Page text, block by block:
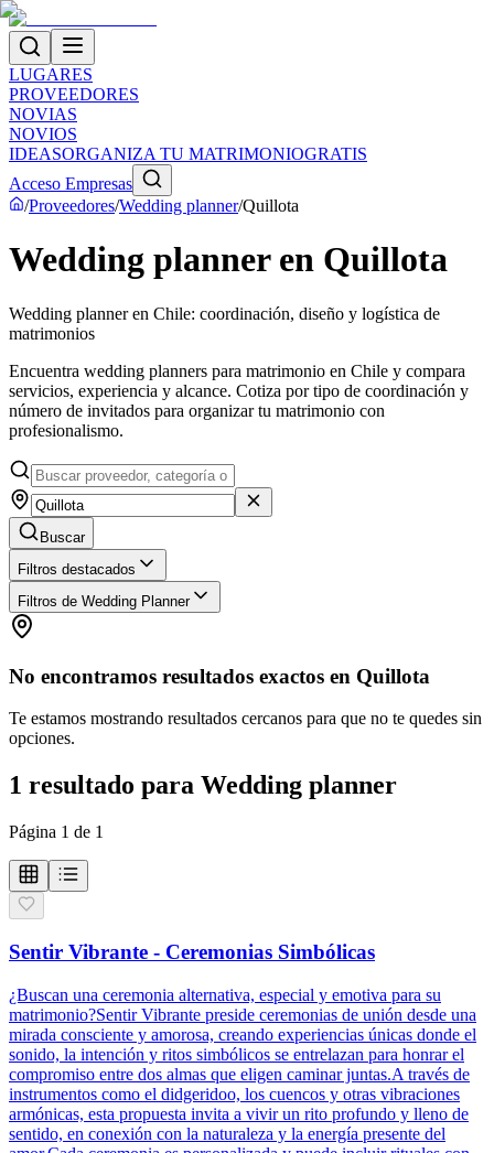
LUGARES
PROVEEDORES
NOVIAS
NOVIOS
IDEASORGANIZA TU MATRIMONIOGRATIS
Acceso Empresas
/Proveedores/Wedding planner/Quillota
Wedding planner en Quillota
Wedding planner en Chile: coordinación, diseño y logística de
matrimonios
Encuentra wedding planners para matrimonio en Chile y compara
servicios, experiencia y alcance. Cotiza por tipo de coordinación y
número de invitados para organizar tu matrimonio con
profesionalismo.
Buscar
Filtros destacados
Filtros de Wedding Planner
No encontramos resultados exactos en Quillota
Te estamos mostrando resultados cercanos para que no te quedes sin
opciones.
1 resultado para Wedding planner
Página 1 de 1
Sentir Vibrante - Ceremonias Simbólicas
¿Buscan una ceremonia alternativa, especial y emotiva para su
matrimonio?Sentir Vibrante preside ceremonias de unión desde una
mirada consciente y amorosa, creando experiencias únicas donde el
sonido, la intención y ritos simbólicos se entrelazan para honrar el
compromiso entre dos almas que eligen caminar juntas.A través de
instrumentos como el didgeridoo, los cuencos y otras vibraciones
armónicas, esta propuesta invita a vivir un rito profundo y lleno de
sentido, en conexión con la naturaleza y la energía presente del